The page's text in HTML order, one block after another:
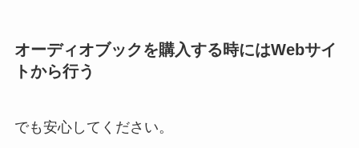
オーディオブックを購入する時にはWebサイ
トから行う
でも安心してください。